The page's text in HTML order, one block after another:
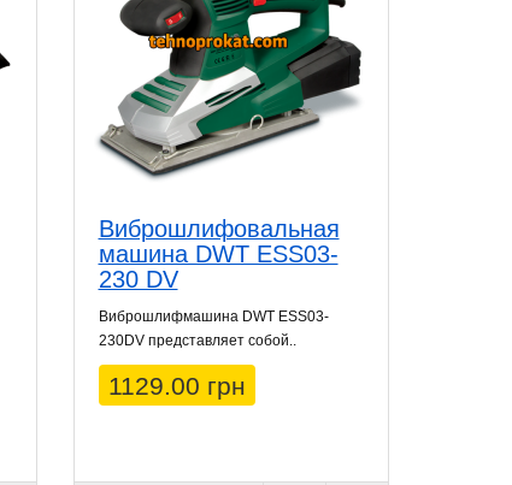
Виброшлифовальная
машина DWT ESS03-
230 DV
Виброшлифмашина DWT ESS03-
230DV представляет собой..
1129.00 грн